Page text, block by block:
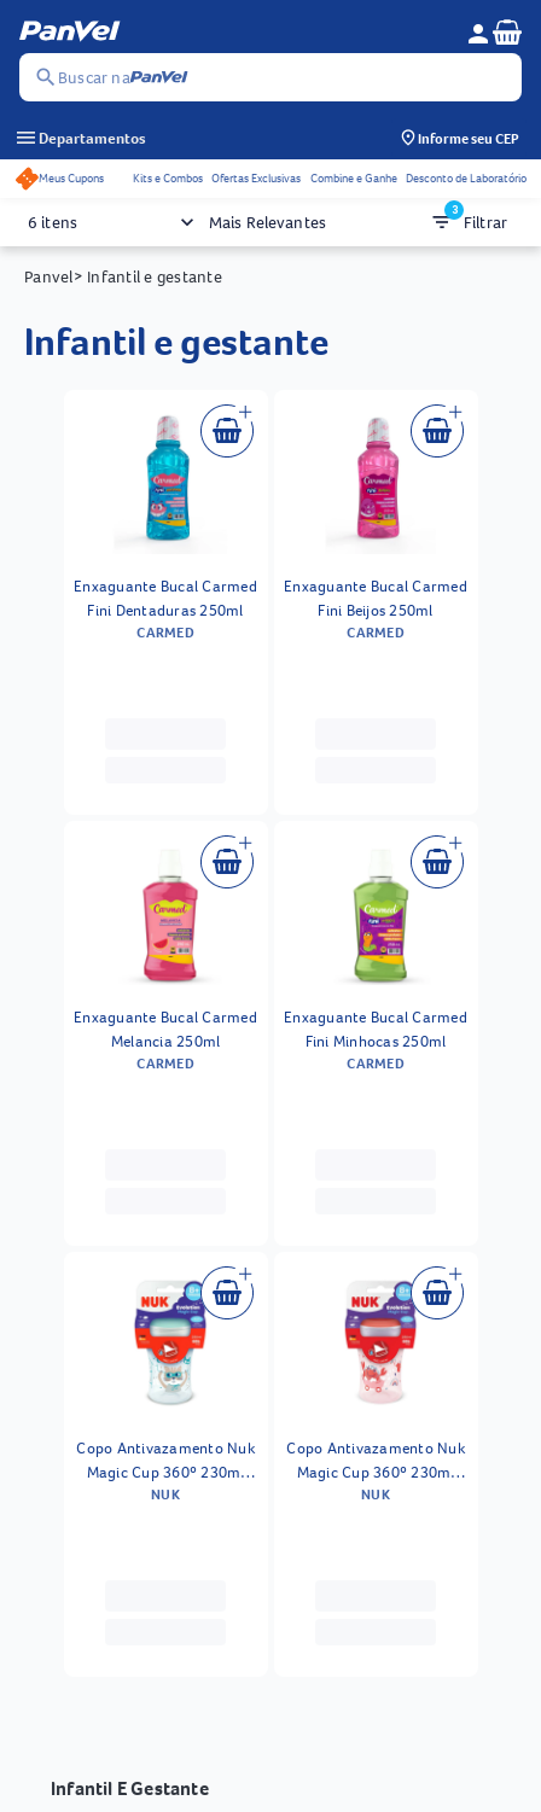
search Buscar na
Menu do
person
menu Departamentos Informe seu CEP
Acessos rápidos do cabeçalho
Meus Cupons Kits e Combos Ofertas Exclusivas Combine e Ganhe Desconto de Laboratório
6 itens keyboard_arrow_down Mais Relevantes filter_list3
Filtrar
Panvel> Infantil e gestante
infantil e gestante
Enxaguante Bucal Carmed
Fini Dentaduras 250ml
CARMED
Enxaguante Bucal Carmed
Fini Beijos 250ml
CARMED
Enxaguante Bucal Carmed
Melancia 250ml
CARMED
Enxaguante Bucal Carmed
Fini Minhocas 250ml
CARMED
Copo Antivazamento Nuk
Magic Cup 360º 230ml
Boy
NUK
Copo Antivazamento Nuk
Magic Cup 360º 230ml
Girl
NUK
Infantil E Gestante